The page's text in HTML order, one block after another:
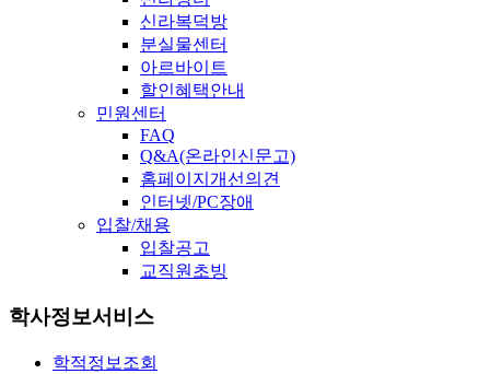
신라복덕방
분실물센터
아르바이트
할인혜택안내
민원센터
FAQ
Q&A(온라인신문고)
홈페이지개선의견
인터넷/PC장애
입찰/채용
입찰공고
교직원초빙
학사정보서비스
학적정보조회